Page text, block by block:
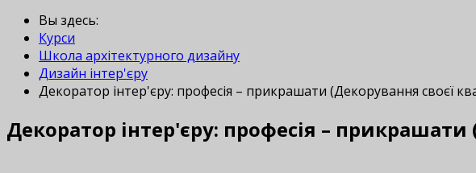
Вы здесь:
Курси
Школа архітектурного дизайну
Дизайн інтер'єру
Декоратор інтер'єру: професія – прикрашати (Декорування своєї
Декоратор інтер'єру: професія –